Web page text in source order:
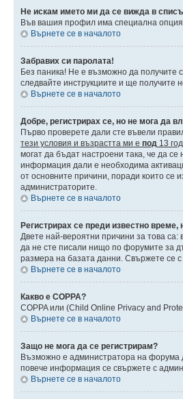
Не искам името ми да се вижда в
Във вашия профил има специална опция
Върнете се в началото
Забравих си паролата!
Без паника! Не е възможно да получите
следвайте инструкциите и ще получите
Върнете се в началото
Добре, регистрирах се, но не мога да
Първо проверете дали сте въвели
тези условия и възрастта ми е под 13
могат да бъдат настроени така, че да
информация дали е необходима
от основните причини, поради които се
администраторите.
Върнете се в началото
Регистрирах се преди известно време,
Двете най-вероятни причини за това
да не сте писали нищо по форумите за
размера на базата данни. Свържете се
Върнете се в началото
Какво е COPPA?
COPPA или (Child Online Privacy and
Върнете се в началото
Защо не мога да се регистрирам?
Възможно е администратора на форума
повече информация се свържете с
Върнете се в началото